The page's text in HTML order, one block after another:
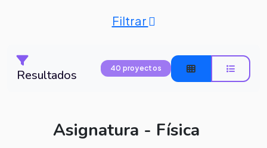
Filtrar
Resultados 40 proyectos
Asignatura - Física